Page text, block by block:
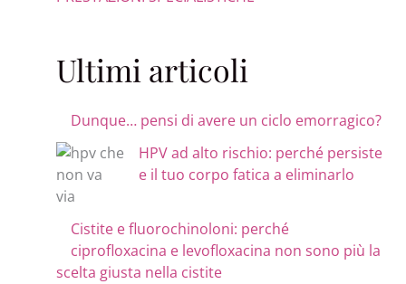
Ultimi articoli
Dunque… pensi di avere un ciclo emorragico?
HPV ad alto rischio: perché persiste
e il tuo corpo fatica a eliminarlo
Cistite e fluorochinoloni: perché
ciprofloxacina e levofloxacina non sono più la
scelta giusta nella cistite